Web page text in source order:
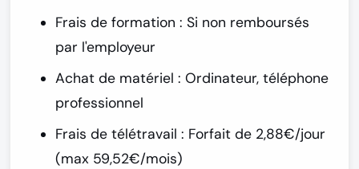
Frais de formation : Si non remboursés
par l'employeur
Achat de matériel : Ordinateur, téléphone
professionnel
Frais de télétravail : Forfait de 2,88€/jour
(max 59,52€/mois)